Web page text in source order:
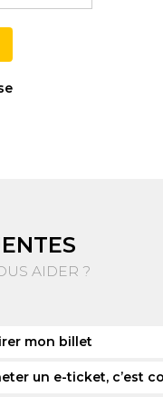
AIDER ?
mon billet
un e-ticket, c’est